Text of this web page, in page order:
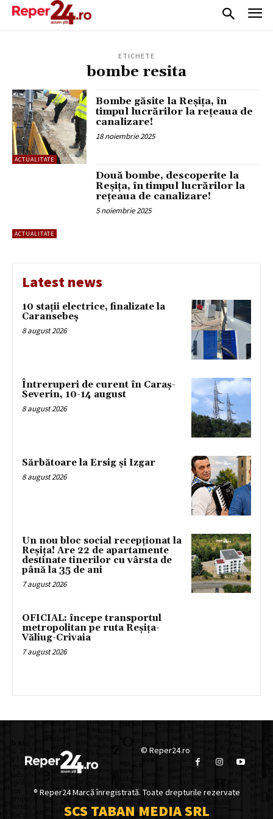
ETICHETE
bombe resita
ACTUALITATE
Bombe găsite la Reșița, în
timpul lucrărilor la rețeaua de
canalizare!
18 noiembrie 2025
ACTUALITATE
Două bombe, descoperite la
Reșița, în timpul lucrărilor la
rețeaua de canalizare!
5 noiembrie 2025
Latest news
10 stații electrice, finalizate la
Caransebeș
8 august 2026
Întreruperi de curent în Caraș-
Severin, 10-14 august
8 august 2026
Sărbătoare la Ersig și Izgar
8 august 2026
Un nou bloc social recepționat la
Reșița! Are 22 de apartamente
destinate tinerilor cu vârsta de
până la 35 de ani
7 august 2026
OFICIAL: începe transportul
metropolitan pe ruta Reșița-
Văliug-Crivaia
7 august 2026
© Reper24.ro
® Reper24 Marcă înregistrată. Toate drepturile rezervate
SCS TABAN MEDIA SRL